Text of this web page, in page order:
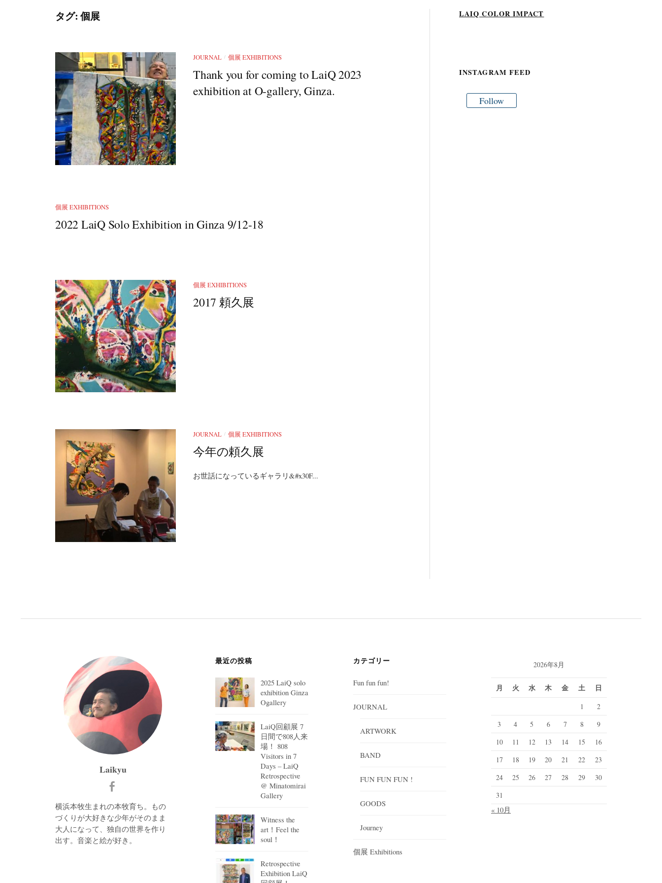
タグ:個展
JOURNAL / 個展 EXHIBITIONS
Thank you for coming to LaiQ 2023
exhibition at O-gallery, Ginza.
個展 EXHIBITIONS
2022 LaiQ Solo Exhibition in Ginza 9/12-18
個展 EXHIBITIONS
2017 頼久展
JOURNAL / 個展 EXHIBITIONS
今年の頼久展
お世話になっているギャラリ&#x30F...
LAIQ COLOR IMPACT
INSTAGRAM FEED
Follow
Laikyu
横浜本牧生まれの本牧育ち。もの
づくりが大好きな少年がそのまま
大人になって、独自の世界を作り
出す。音楽と絵が好き。
最近の投稿
2025 LaiQ solo
exhibition Ginza
Ogallery
LaiQ回顧展 7
日間で808人来
場！ 808
Visitors in 7
Days – LaiQ
Retrospective
@ Minatomirai
Gallery
Witness the
art！Feel the
soul！
Retrospective
Exhibition LaiQ
カテゴリー
Fun fun fun!
JOURNAL
ARTWORK
BAND
FUN FUN FUN !
GOODS
Journey
個展 Exhibitions
2026年8月
月 火 水 木 金 土 日
1
2
3
4 5 6 7 8
9
10
11 12 13 14 15
16
17
18 19 20 21 22
23
24
25 26 27 28 29
30
31
« 10月